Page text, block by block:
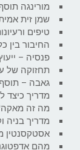
מורינגה
שמן זית
טיפים
החיבור בין
פנסיה –
תחזוקה של
גאבה –
מדריך כיצד
מה זה
מדריך בניה
אסטקסנטין
מהם